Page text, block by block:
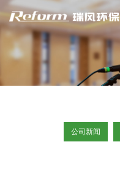
公司新闻